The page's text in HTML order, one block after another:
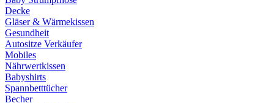
Decke
Gläser & Wärmekissen
Gesundheit
Autositze Verkäufer
Mobiles
Nährwertkissen
Babyshirts
Spannbetttücher
Becher